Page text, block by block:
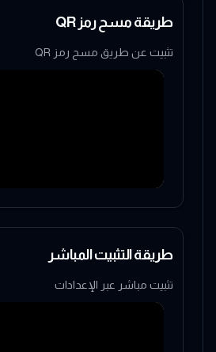
طريقة مسح رمز QR
تثبيت عن طريق مسح رمز QR
طريقة التثبيت المباشر
تثبيت مباشر عبر الإعدادات